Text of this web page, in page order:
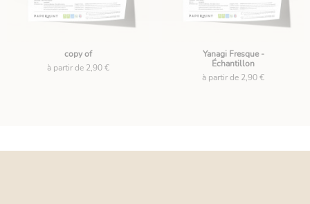
copy of
à partir de 2,90 €
Yanagi Fresque -
Échantillon
à partir de 2,90 €